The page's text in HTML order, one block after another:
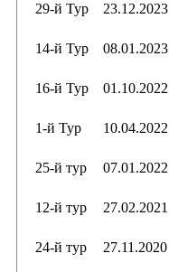
29-й Тур
23.12.2023
14-й Тур
08.01.2023
16-й Тур
01.10.2022
1-й Тур
10.04.2022
25-й тур
07.01.2022
12-й тур
27.02.2021
24-й тур
27.11.2020